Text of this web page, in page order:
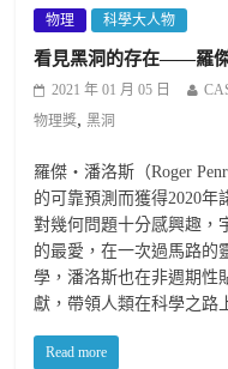
物理 科學大人物
看見黑洞的存在——羅傑
2021 年 01 月 05 日
物理獎,黑洞
羅傑・潘洛斯（Roger
的可靠預測而獲得2020年
對幾何問題十分感興趣，
的最愛，在一次過馬路的
學，潘洛斯也在非週期性
獻，帶領人類在科學之路
Read more